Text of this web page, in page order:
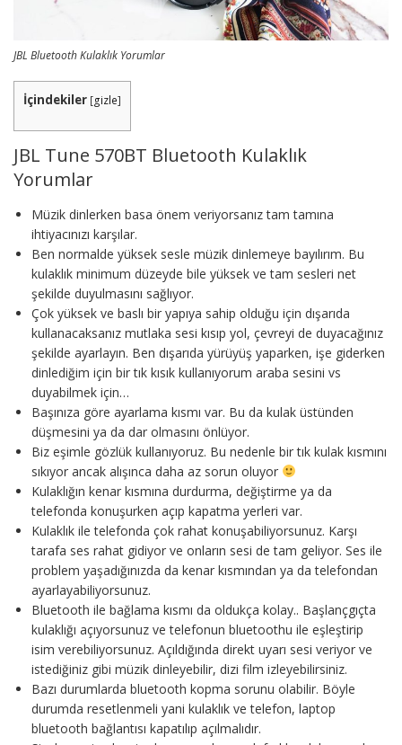
JBL Bluetooth Kulaklık Yorumlar
İçindekiler [gizle]
JBL Tune 570BT Bluetooth Kulaklık
Yorumlar
Müzik dinlerken basa önem veriyorsanız tam tamına
ihtiyacınızı karşılar.
Ben normalde yüksek sesle müzik dinlemeye bayılırım. Bu
kulaklık minimum düzeyde bile yüksek ve tam sesleri net
şekilde duyulmasını sağlıyor.
Çok yüksek ve baslı bir yapıya sahip olduğu için dışarıda
kullanacaksanız mutlaka sesi kısıp yol, çevreyi de duyacağınız
şekilde ayarlayın. Ben dışarıda yürüyüş yaparken, işe giderken
dinlediğim için bir tık kısık kullanıyorum araba sesini vs
duyabilmek için…
Başınıza göre ayarlama kısmı var. Bu da kulak üstünden
düşmesini ya da dar olmasını önlüyor.
Biz eşimle gözlük kullanıyoruz. Bu nedenle bir tık kulak kısmını
sıkıyor ancak alışınca daha az sorun oluyor
Kulaklığın kenar kısmına durdurma, değiştirme ya da
telefonda konuşurken açıp kapatma yerleri var.
Kulaklık ile telefonda çok rahat konuşabiliyorsunuz. Karşı
tarafa ses rahat gidiyor ve onların sesi de tam geliyor. Ses ile
problem yaşadığınızda da kenar kısmından ya da telefondan
ayarlayabiliyorsunuz.
Bluetooth ile bağlama kısmı da oldukça kolay.. Başlançgıçta
kulaklığı açıyorsunuz ve telefonun bluetoothu ile eşleştirip
isim verebiliyorsunuz. Açıldığında direkt uyarı sesi veriyor ve
istediğiniz gibi müzik dinleyebilir, dizi film izleyebilirsiniz.
Bazı durumlarda bluetooth kopma sorunu olabilir. Böyle
durumda resetlenmeli yani kulaklık ve telefon, laptop
bluetooth bağlantısı kapatılıp açılmalıdır.